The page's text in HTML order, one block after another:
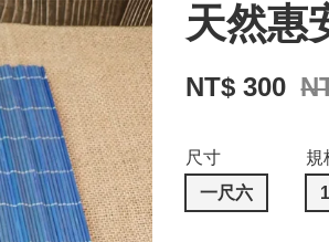
天然惠
NT$ 300
尺寸
一尺六
規